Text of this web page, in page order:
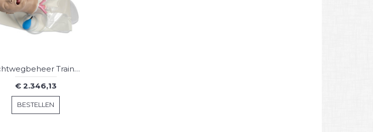
Luchtwegbeheer Trainer Volwassene
€ 2.346,13
BESTELLEN